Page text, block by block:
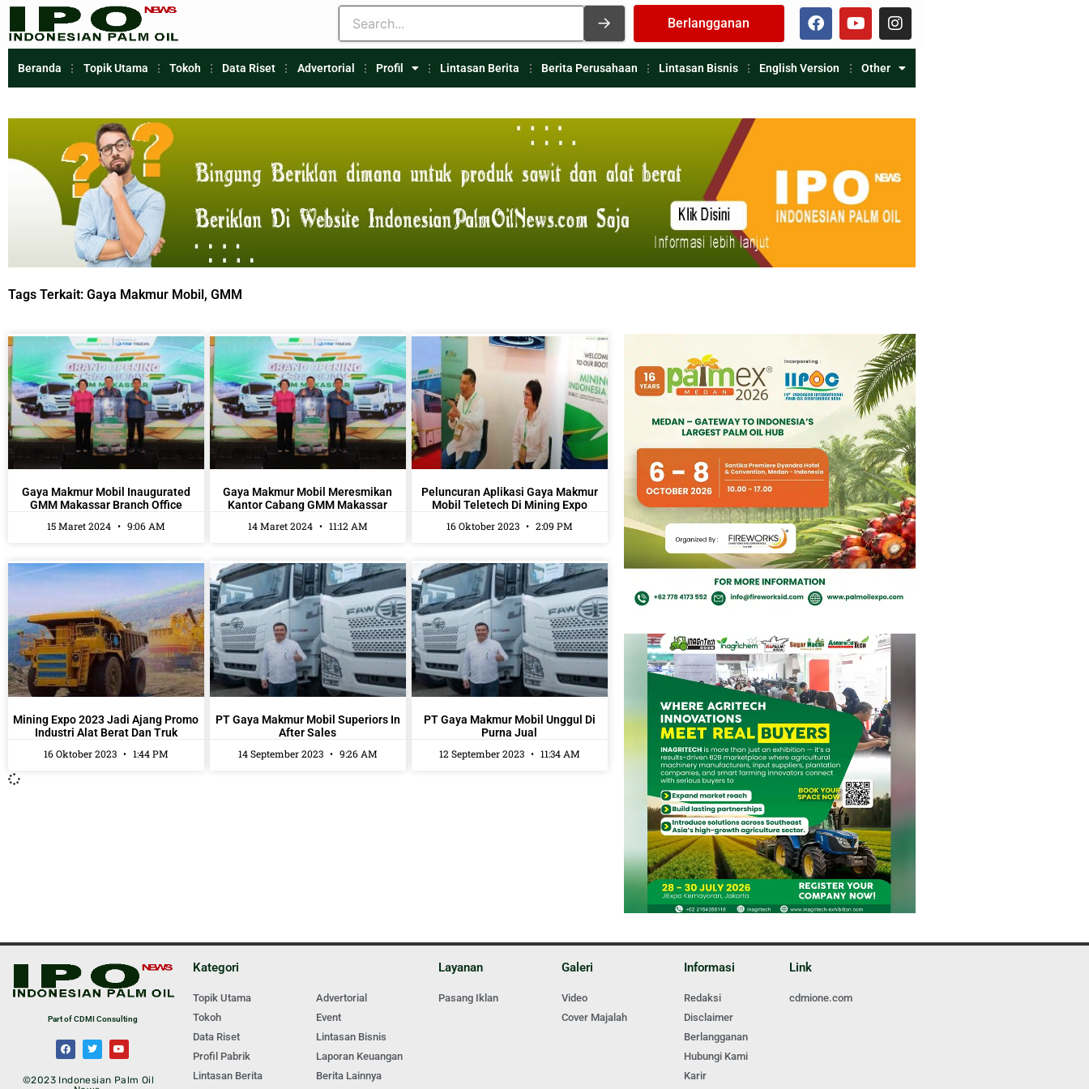
Berlangganan
Beranda Topik Utama Tokoh Data Riset Advertorial Profil Lintasan Berita Berita Perusahaan Lintasan Bisnis English Version Other
Tags Terkait: Gaya Makmur Mobil, GMM
Gaya Makmur Mobil Inaugurated
GMM Makassar Branch Office
15 Maret 2024
9:06 AM
Gaya Makmur Mobil Meresmikan
Kantor Cabang GMM Makassar
14 Maret 2024
11:12 AM
Peluncuran Aplikasi Gaya Makmur
Mobil Teletech Di Mining Expo
16 Oktober 2023
2:09 PM
Mining Expo 2023 Jadi Ajang Promo
Industri Alat Berat Dan Truk
16 Oktober 2023
1:44 PM
PT Gaya Makmur Mobil Superiors In
After Sales
14 September 2023
9:26 AM
PT Gaya Makmur Mobil Unggul Di
Purna Jual
12 September 2023
11:34 AM
Part of CDMI Consulting
©2023 Indonesian Palm Oil
Kategori
Topik Utama
Tokoh
Data Riset
Profil Pabrik
Lintasan Berita
Advertorial
Event
Lintasan Bisnis
Laporan Keuangan
Berita Lainnya
Layanan
Pasang Iklan
Galeri
Video
Cover Majalah
Informasi
Redaksi
Disclaimer
Berlangganan
Hubungi Kami
Karir
Link
cdmione.com